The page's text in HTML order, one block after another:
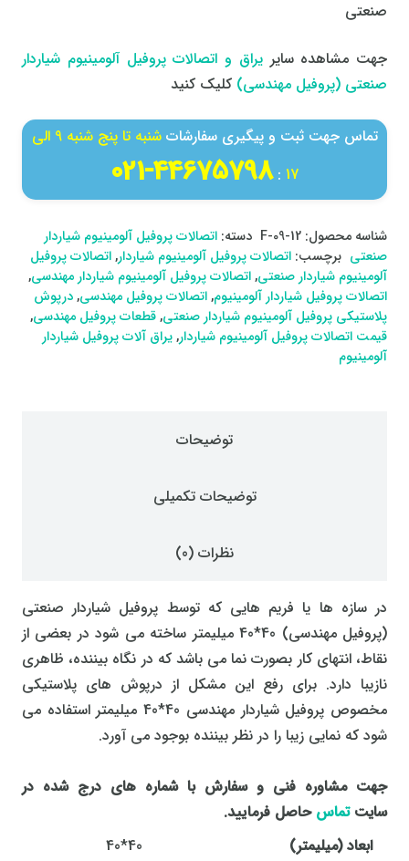
صنعتی
جهت مشاهده سایریراق و اتصالات پروفیل آلومینیوم شیاردار
صنعتی (پروفیل مهندسی) کلیک کنید
تماس جهت ثبت و پیگیری سفارشات
شنبه تا پنج شنبه 9 الی
17
:
44675798-021
شناسه محصول: F-09-12 دسته: اتصالات پروفیل آلومینیوم شیاردار
صنعتی برچسب: اتصالات پروفیل آلومینیوم شیاردار,اتصالات پروفیل
آلومینیوم شیاردار صنعتی,اتصالات پروفیل آلومینیوم شیاردار مهندسی,
اتصالات پروفیل شیاردار آلومینیوم,اتصالات پروفیل مهندسی,درپوش
پلاستیکی پروفیل آلومینیوم شیاردار صنعتی,قطعات پروفیل مهندسی,
قیمت اتصالات پروفیل آلومینیوم شیاردار,یراق آلات پروفیل شیاردار
آلومینیوم
توضیحات
توضیحات تکمیلی
نظرات (0)
در سازه ها یا فریم هایی که توسط پروفیل شیاردار صنعتی
(پروفیل مهندسی) 40*40 میلیمتر ساخته می شود در بعضی از
نقاط، انتهای کار بصورت نما می باشد که در نگاه بیننده، ظاهری
نازیبا دارد. برای رفع این مشکل از درپوش های پلاستیکی
مخصوص پروفیل شیاردار مهندسی 40*40 میلیمتر استفاده می
شود که نمایی زیبا را در نظر بیننده بوجود می آورد.
جهت مشاوره فنی و سفارش با شماره های درج شده در
سایتتماس حاصل فرمایید.
ابعاد (میلیمتر)
40*40